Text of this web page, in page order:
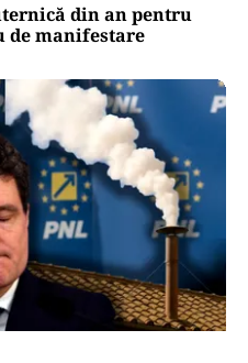
din an pentru
manifestare